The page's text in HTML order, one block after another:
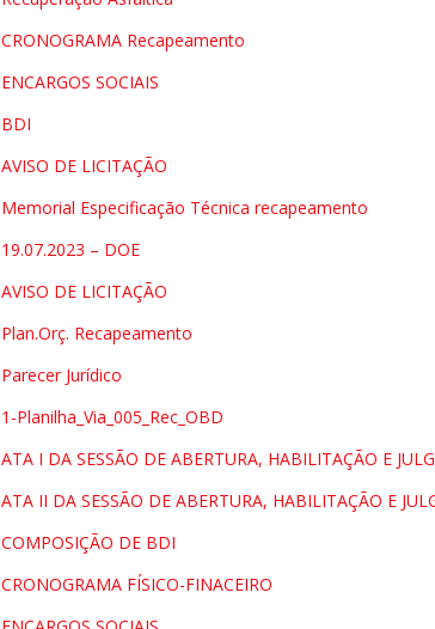
CRONOGRAMA Recapeamento
ENCARGOS SOCIAIS
BDI
AVISO DE LICITAÇÃO
Memorial Especificação Técnica recapeamento
19.07.2023 – DOE
AVISO DE LICITAÇÃO
Plan.Orç. Recapeamento
Parecer Jurídico
1-Planilha_Via_005_Rec_OBD
ATA I DA SESSÃO DE ABERTURA, HABILITAÇÃO E
ATA II DA SESSÃO DE ABERTURA, HABILITAÇÃO E
COMPOSIÇÃO DE BDI
CRONOGRAMA FÍSICO-FINACEIRO